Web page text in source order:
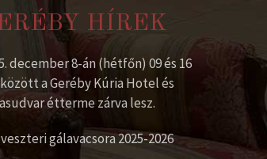
HÍREK
december 8-án (hétfőn) 09 és 16
a Geréby Kúria Hotel és
étterme zárva lesz.
gálavacsora 2025-2026